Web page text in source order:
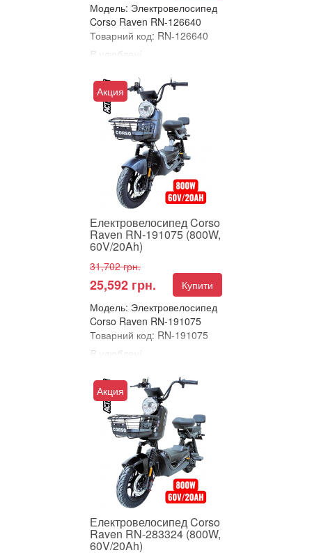
Модель: Электровелосипед
Corso Raven RN-126640
Товарний код: RN-126640
В улюблені
ЕЛЕКТРОВЕЛОСИПЕД
CORSO RAVEN –
ПОТУЖНИЙ, ЕЛЕГАНТНИЙ
ТА ТЕХНОЛОГІЧНИЙ!
Пропонуємо вашій увазі&...
Акция
Електровелосипед Corso
Raven RN-191075 (800W,
60V/20Ah)
31,702 грн.
25,592 грн.
Купити
Модель: Электровелосипед
Corso Raven RN-191075
Товарний код: RN-191075
В улюблені
ЕЛЕКТРОВЕЛОСИПЕД
CORSO RAVEN –
ПОТУЖНИЙ, ЕЛЕГАНТНИЙ
ТА ТЕХНОЛОГІЧНИЙ!
Пропонуємо вашій увазі&...
Акция
Електровелосипед Corso
Raven RN-283324 (800W,
60V/20Ah)